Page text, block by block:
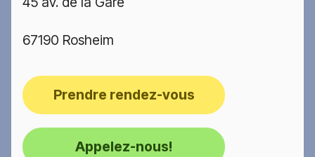
67190 Rosheim
Prendre rendez-vous
Appelez-nous!